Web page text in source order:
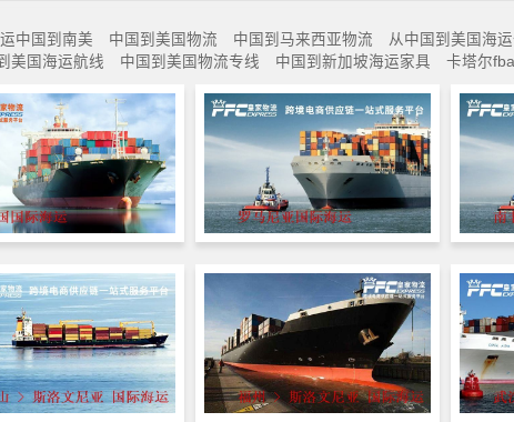
中国到南美 中国到美国物流 中国到马来西亚物流 从中国到美国海
美国海运航线 中国到美国物流专线 中国到新加坡海运家具 卡塔尔